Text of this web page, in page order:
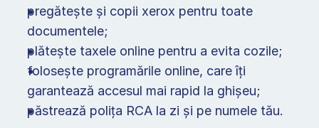
pregătește și copii xerox pentru toate
documentele;
plătește taxele online pentru a evita cozile;
folosește programările online, care îți
garantează accesul mai rapid la ghișeu;
păstrează polița RCA la zi și pe numele tău.